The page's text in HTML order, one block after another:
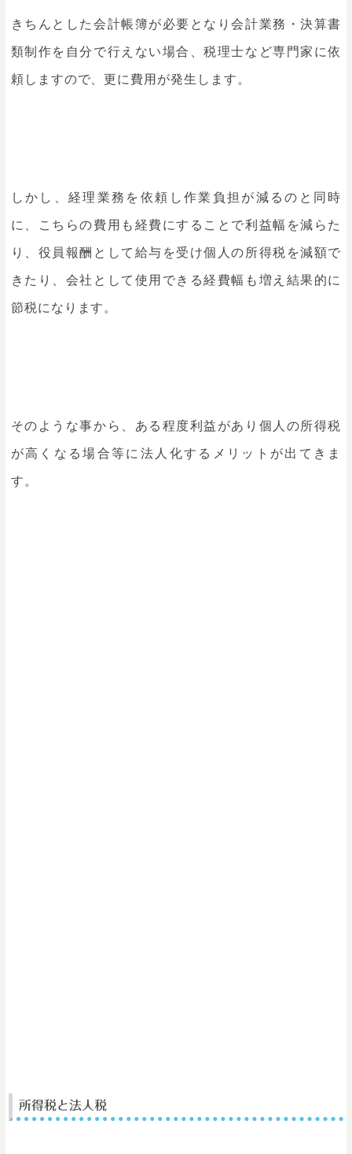
きちんとした会計帳簿が必要となり会計業務・決算書
類制作を自分で行えない場合、税理士など専門家に依
頼しますので、更に費用が発生します。
しかし、経理業務を依頼し作業負担が減るのと同時
に、こちらの費用も経費にすることで利益幅を減らた
り、役員報酬として給与を受け個人の所得税を減額で
きたり、会社として使用できる経費幅も増え結果的に
節税になります。
そのような事から、ある程度利益があり個人の所得税
が高くなる場合等に法人化するメリットが出てきま
す。
所得税と法人税